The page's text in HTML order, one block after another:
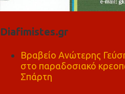
Diafimistes.gr
Βραβείο Ανώτερης
στο παραδοσιακό
Σπάρτη